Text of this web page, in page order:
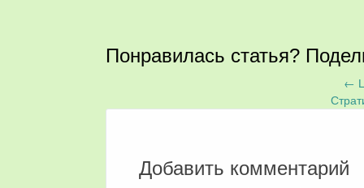
Понравилась статья?
Запись
←
Добавить комментарий